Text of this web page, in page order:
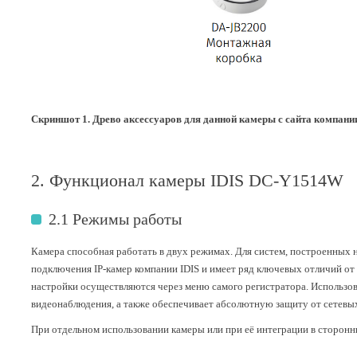
Скриншот 1. Древо аксессуаров для данной камеры с сайта
2. Функционал камеры IDIS DC-Y1514W
2.1 Режимы работы
Камера способная работать в двух режимах. Для систем,
подключения IP-камер компании IDIS и имеет ряд ключевых отличий от
настройки осуществляются через меню самого регистратора.
видеонаблюдения, а также обеспечивает абсолютную защиту от
При отдельном использовании камеры или при её интеграции в